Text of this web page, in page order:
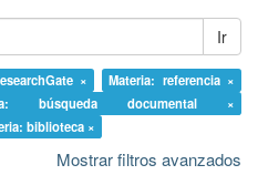
Ir
×
Materia: referencia ×
búsqueda documental ×
biblioteca ×
Mostrar filtros avanzados